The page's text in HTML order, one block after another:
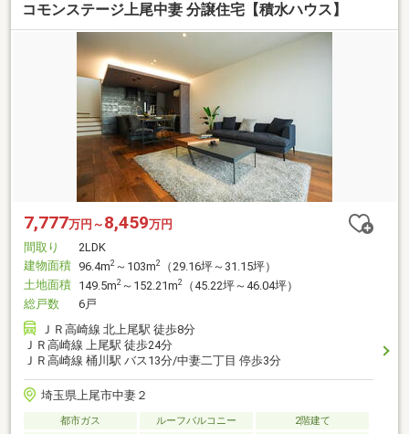
コモンステージ上尾中妻 分譲住宅【積水ハウス】
7,777万円～ 8,459万円
間取り
2LDK
建物面積 96.4m2 ～103m2
（29.16坪～31.15坪）
土地面積 149.5m2 ～152.21m2
（45.22坪～46.04坪）
総戸数
6戸
ＪＲ高崎線 北上尾駅 徒歩8分
ＪＲ高崎線 上尾駅 徒歩24分
ＪＲ高崎線 桶川駅 バス13分/中妻二丁目 停歩3分
埼玉県上尾市中妻２
都市ガス ルーフバルコニー
2階建て